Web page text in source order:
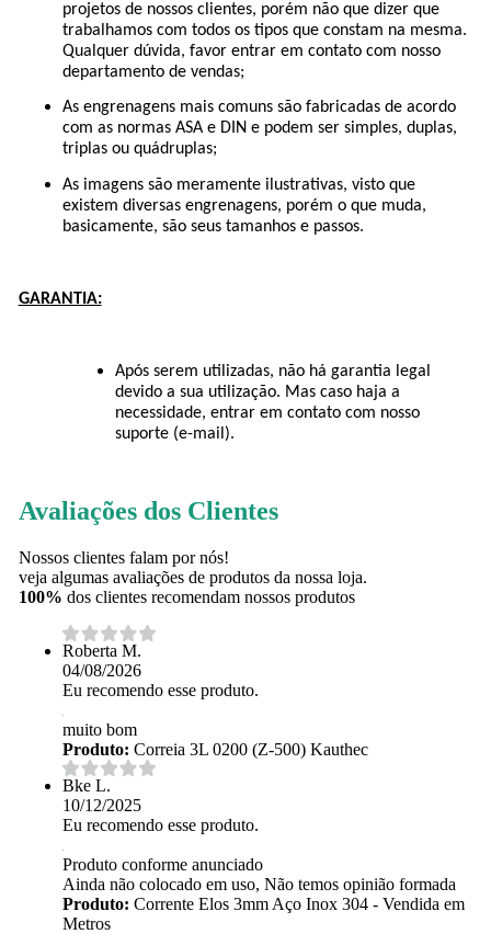
projetos de nossos clientes, porém não que dizer que
trabalhamos com todos os tipos que constam na mesma.
Qualquer dúvida, favor entrar em contato com nosso
departamento de vendas;
As engrenagens mais comuns são fabricadas de acordo
com as normas ASA e DIN e podem ser simples, duplas,
triplas ou quádruplas;
As imagens são meramente ilustrativas, visto que
existem diversas engrenagens, porém o que muda,
basicamente, são seus tamanhos e passos.
GARANTIA:
Após serem utilizadas, não há garantia legal
devido a sua utilização. Mas caso haja a
necessidade, entrar em contato com nosso
suporte (e-mail).
Avaliações dos Clientes
Nossos clientes falam por nós!
veja algumas avaliações de produtos da nossa loja.
100% dos clientes recomendam nossos produtos
Roberta M.
04/08/2026
Eu recomendo esse produto.
muito bom
Produto: Correia 3L 0200 (Z-500) Kauthec
Bke L.
10/12/2025
Eu recomendo esse produto.
Produto conforme anunciado
Ainda não colocado em uso, Não temos opinião formada
Produto: Corrente Elos 3mm Aço Inox 304 - Vendida em
Metros